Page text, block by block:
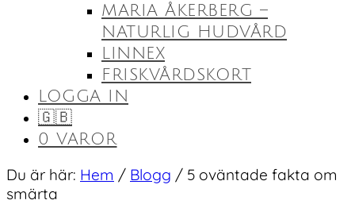
MARIA ÅKERBERG –
NATURLIG HUDVÅRD
LINNEX
FRISKVÅRDSKORT
LOGGA IN
🇬🇧
0 VAROR
Du är här: Hem / Blogg / 5 oväntade fakta om
smärta